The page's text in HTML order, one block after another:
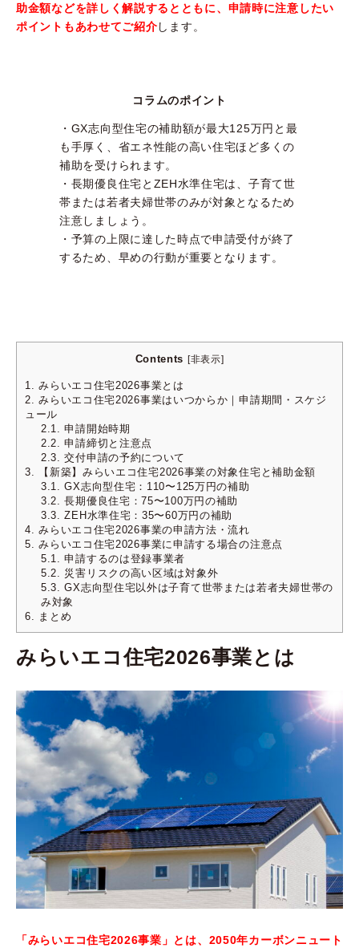
助金額などを詳しく解説するとともに、申請時に注意したい
ポイントもあわせてご紹介します。
コラムのポイント
・GX志向型住宅の補助額が最大125万円と最
も手厚く、省エネ性能の高い住宅ほど多くの
補助を受けられます。
・長期優良住宅とZEH水準住宅は、子育て世
帯または若者夫婦世帯のみが対象となるため
注意しましょう。
・予算の上限に達した時点で申請受付が終了
するため、早めの行動が重要となります。
Contents [非表示]
1. みらいエコ住宅2026事業とは
2. みらいエコ住宅2026事業はいつからか｜申請期間・スケジ
ュール
2.1. 申請開始時期
2.2. 申請締切と注意点
2.3. 交付申請の予約について
3. 【新築】みらいエコ住宅2026事業の対象住宅と補助金額
3.1. GX志向型住宅：110〜125万円の補助
3.2. 長期優良住宅：75〜100万円の補助
3.3. ZEH水準住宅：35〜60万円の補助
4. みらいエコ住宅2026事業の申請方法・流れ
5. みらいエコ住宅2026事業に申請する場合の注意点
5.1. 申請するのは登録事業者
5.2. 災害リスクの高い区域は対象外
5.3. GX志向型住宅以外は子育て世帯または若者夫婦世帯の
み対象
6. まとめ
みらいエコ住宅2026事業とは
「みらいエコ住宅2026事業」とは、2050年カーボンニュート